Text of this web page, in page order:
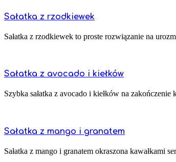
Sałatka z rzodkiewek
Sałatka z rzodkiewek to proste rozwiązanie na
Sałatka z avocado i kiełków
Szybka sałatka z avocado i kiełków na
Sałatka z mango i granatem
Sałatka z mango i granatem okraszona kawałkami